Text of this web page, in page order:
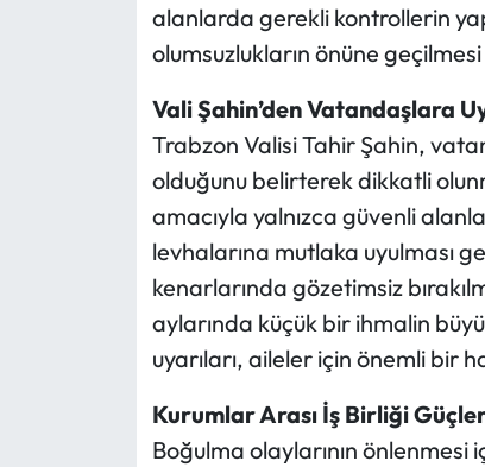
alanlarda gerekli kontrollerin
olumsuzlukların önüne
Vali Şahin’den Vatandaşlara
Trabzon Valisi Tahir Şahin,
olduğunu belirterek dikkatli
amacıyla yalnızca güvenli
levhalarına mutlaka uyulması
kenarlarında gözetimsiz
aylarında küçük bir ihmalin
uyarıları, aileler için önemli bir
Kurumlar Arası İş Birliği
Boğulma olaylarının